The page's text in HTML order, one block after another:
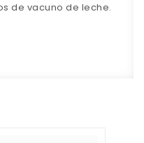
de vacuno de leche.